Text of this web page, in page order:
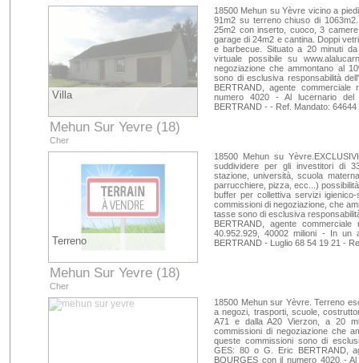
Villa
Mehun Sur Yevre (18)
Cher
18500 Mehun su Yèvre vicino a
91m2 su terreno chiuso di
25m2 con inserto, cuoco, 3
garage di 24m2 e cantina. Doppi
e barbecue. Situato a 20 minuti
virtuale possibile su
negoziazione che ammontano al
sono di esclusiva responsabilità
BERTRAND, agente
numero 4020 - Al lucernario
BERTRAND - - Ref. Mandato: 64644
Terreno
Mehun Sur Yevre (18)
Cher
18500 Mehun su
suddividere per gli investitori di
stazione, università, scuola
parrucchiere, pizza, ecc...)
buffer per collettiva servizi
commissioni di negoziazione, che
tasse sono di esclusiva
BERTRAND, agente
40.952.929, 40002 milioni - In un
BERTRAND - Luglio 68 54 19 21 -
18500 Mehun sur Yèvre. Terreno
a negozi, trasporti, scuole,
A71 e dalla A20 Vierzon, a 20
commissioni di negoziazione che
queste commissioni sono di
GES: 80 o G. Eric BERTRAND,
BOURGES con il numero 4020 -